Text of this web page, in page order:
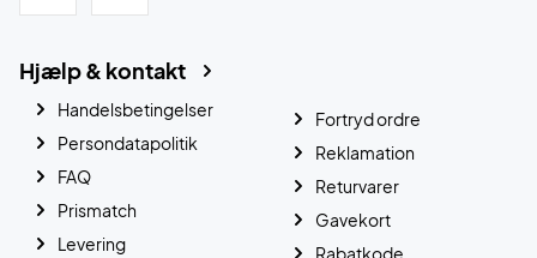
Hjælp & kontakt
Handelsbetingelser
Persondatapolitik
FAQ
Prismatch
Levering
Fortryd ordre
Reklamation
Returvarer
Gavekort
Rabatkode